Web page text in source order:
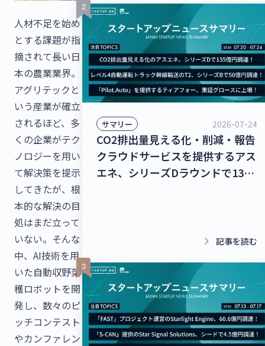
人材不足を始め
とする課題が指
摘されて長い日
本の農業業界。
アグリテックと
いう産業が確立
されるほど、多
くの企業がテク
ノロジーを用い
て解決策を提示
してきたが、根
本的な解決の目
処はまだ立って
いない。そんな
中、AI技術を用
いた自動収野菜
穫ロボットを開
発し、数々のピ
ッチコンテスト
やカンファレン
サマリー 2026-07-24
CO2排出量見える化・削減・報告
クラウドサービスを提供するアス
エネ、シリーズDラウンドで135
円を調達！【最新スタートアップ
keyboard_arrow_right 記事を読む